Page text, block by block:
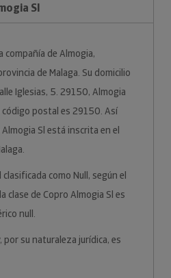
Sl
compañía de Almogia,
de Malaga. Su domicilio
Iglesias, 5. 29150, Almogia
código postal es 29150. Así
Sl está inscrita en el
como Null, según el
clase de Copro Almogia Sl es
null.
por su naturaleza jurídica, es